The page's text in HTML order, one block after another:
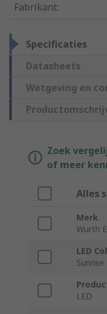
Fabrikant:
Specificaties
Datasheets
Wetgeving en
Zoek
of meer
Alles
Merk
Wurth
LED
Sunrise
LED